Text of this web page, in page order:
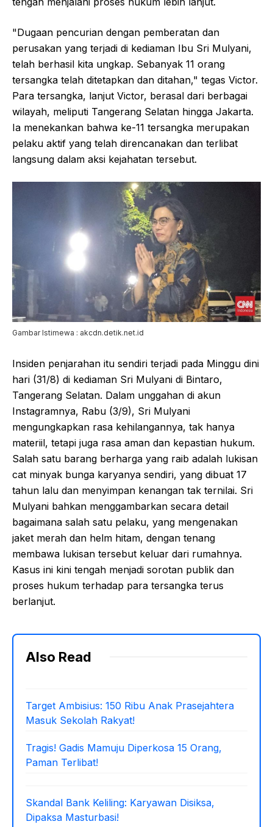
"Dugaan pencurian dengan pemberatan dan
perusakan yang terjadi di kediaman Ibu Sri Mulyani,
telah berhasil kita ungkap. Sebanyak 11 orang
tersangka telah ditetapkan dan ditahan," tegas Victor.
Para tersangka, lanjut Victor, berasal dari berbagai
wilayah, meliputi Tangerang Selatan hingga Jakarta.
Ia menekankan bahwa ke-11 tersangka merupakan
pelaku aktif yang telah direncanakan dan terlibat
langsung dalam aksi kejahatan tersebut.
Gambar Istimewa : akcdn.detik.net.id
Insiden penjarahan itu sendiri terjadi pada Minggu dini
hari (31/8) di kediaman Sri Mulyani di Bintaro,
Tangerang Selatan. Dalam unggahan di akun
Instagramnya, Rabu (3/9), Sri Mulyani
mengungkapkan rasa kehilangannya, tak hanya
materiil, tetapi juga rasa aman dan kepastian hukum.
Salah satu barang berharga yang raib adalah lukisan
cat minyak bunga karyanya sendiri, yang dibuat 17
tahun lalu dan menyimpan kenangan tak ternilai. Sri
Mulyani bahkan menggambarkan secara detail
bagaimana salah satu pelaku, yang mengenakan
jaket merah dan helm hitam, dengan tenang
membawa lukisan tersebut keluar dari rumahnya.
Kasus ini kini tengah menjadi sorotan publik dan
proses hukum terhadap para tersangka terus
berlanjut.
Also Read
Target Ambisius: 150 Ribu Anak Prasejahtera
Masuk Sekolah Rakyat!
Tragis! Gadis Mamuju Diperkosa 15 Orang,
Paman Terlibat!
Skandal Bank Keliling: Karyawan Disiksa,
Dipaksa Masturbasi!